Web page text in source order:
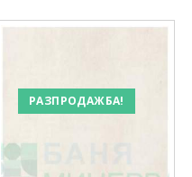
РАЗПРОДАЖБА!